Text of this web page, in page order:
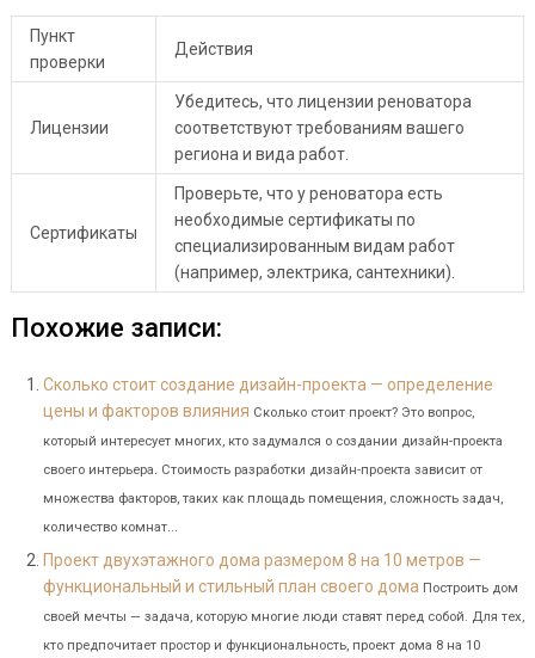
Пункт
проверки
Действия
Лицензии
Убедитесь, что лицензии реноватора
соответствуют требованиям вашего
региона и вида работ.
Сертификаты
Проверьте, что у реноватора есть
необходимые сертификаты по
специализированным видам работ
(например, электрика, сантехники).
Похожие записи:
Сколько стоит создание дизайн-проекта — определение
цены и факторов влияния Сколько стоит проект? Это вопрос,
который интересует многих, кто задумался о создании дизайн-проекта
своего интерьера. Стоимость разработки дизайн-проекта зависит от
множества факторов, таких как площадь помещения, сложность задач,
количество комнат...
Проект двухэтажного дома размером 8 на 10 метров —
функциональный и стильный план своего дома Построить дом
своей мечты — задача, которую многие люди ставят перед собой. Для тех,
кто предпочитает простор и функциональность, проект дома 8 на 10